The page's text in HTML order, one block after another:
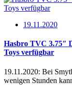
19.11.2020
Hasbro TVC 3.75″
Toys verfügbar
19.11.2020: Bei
wenigen Stunden